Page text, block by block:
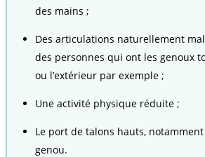
des mains ;
Des articulations naturellement
des personnes qui ont les genoux
ou l’extérieur par exemple ;
Une activité physique réduite ;
Le port de talons hauts,
genou.